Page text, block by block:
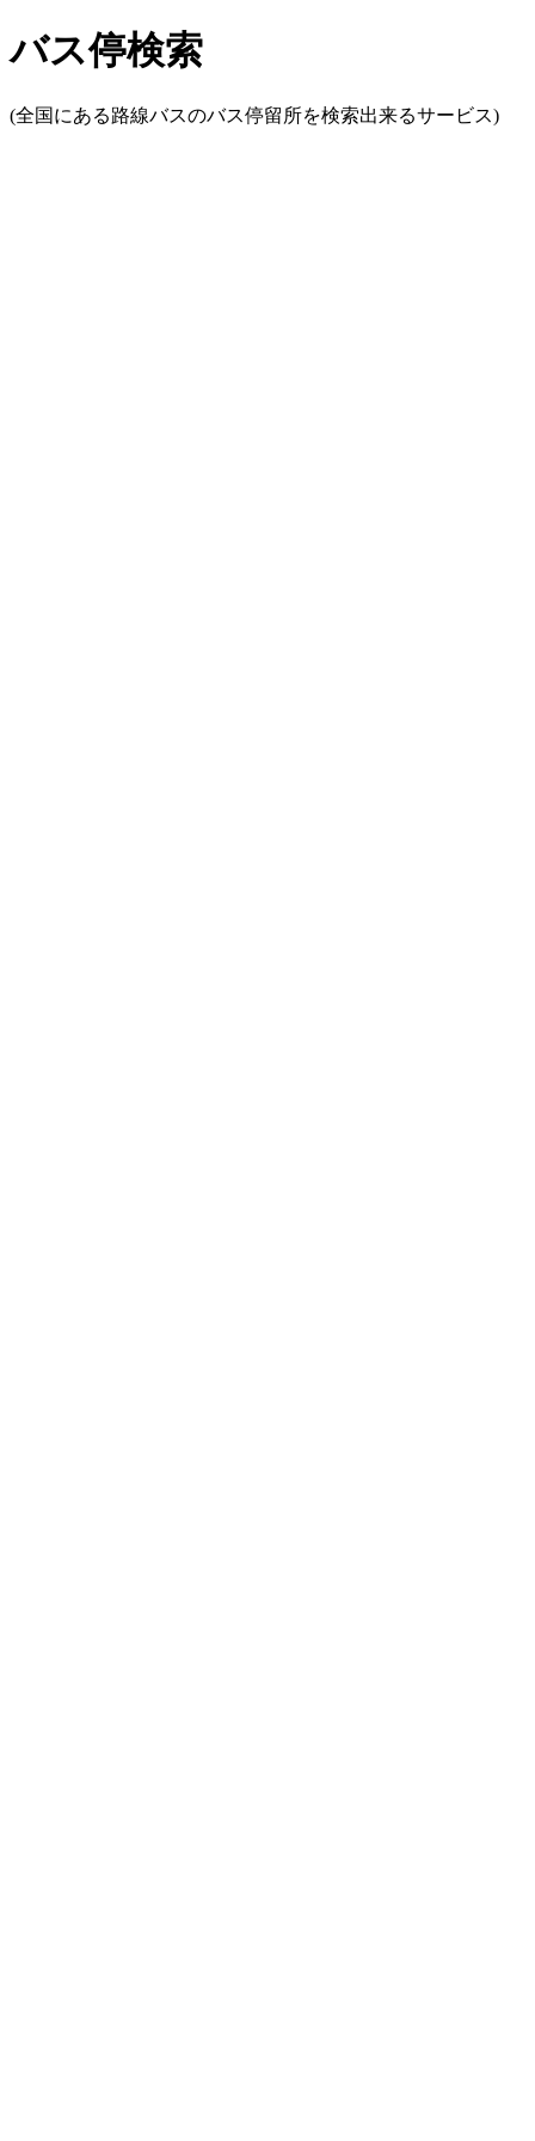
バス停検索
(全国にある路線バスのバス停留所を検索出来るサービス)